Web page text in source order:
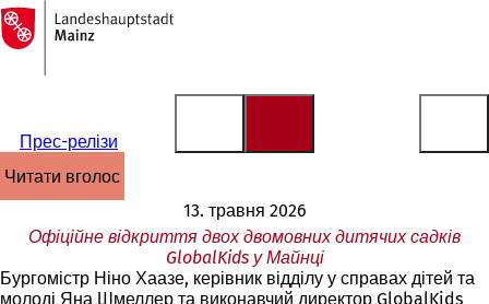
Перейти до змісту
На
головну
сторінку
Прес-релізи
читати вголос
13. травня 2026
Офіційне відкриття двох двомовних дитячих садків
GlobalKids у Майнці
Бургомістр Ніно Хаазе, керівник відділу у справах дітей та
молоді Яна Шмеллер та виконавчий директор GlobalKids